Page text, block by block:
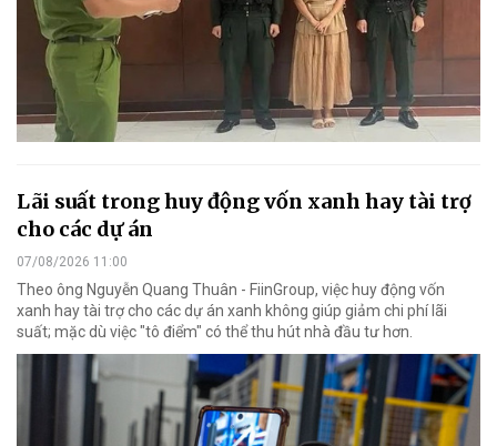
Lãi suất trong huy động vốn xanh hay tài trợ
cho các dự án
07/08/2026 11:00
Theo ông Nguyễn Quang Thuân - FiinGroup, việc huy động vốn
xanh hay tài trợ cho các dự án xanh không giúp giảm chi phí lãi
suất; mặc dù việc "tô điểm" có thể thu hút nhà đầu tư hơn.